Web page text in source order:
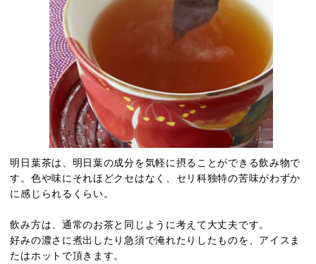
明日葉茶は、明日葉の成分を気軽に摂ることができる飲み物で
す。色や味にそれほどクセはなく、セリ科独特の苦味がわずか
に感じられるくらい。
飲み方は、通常のお茶と同じように考えて大丈夫です。
好みの濃さに煮出したり急須で淹れたりしたものを、アイスま
たはホットで頂きます。